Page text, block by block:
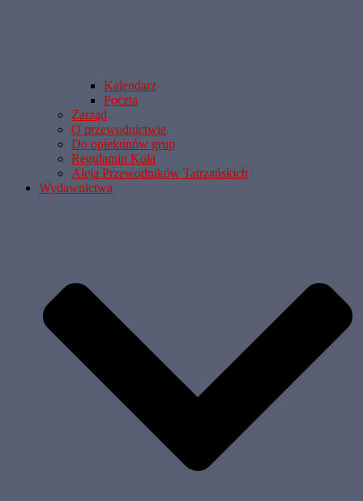
Kalendarz
Poczta
Zarząd
O przewodnictwie
Do opiekunów grup
Regulamin Koła
Aleja Przewodników Tatrzańskich
Wydawnictwa